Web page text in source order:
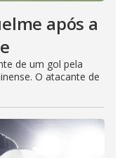
após a
de um gol pela
O atacante de